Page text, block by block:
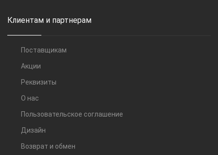
Клиентам и партнерам
Поставщикам
Акции
Реквизиты
О нас
Пользовательское соглашение
Дизайн
Возврат и обмен